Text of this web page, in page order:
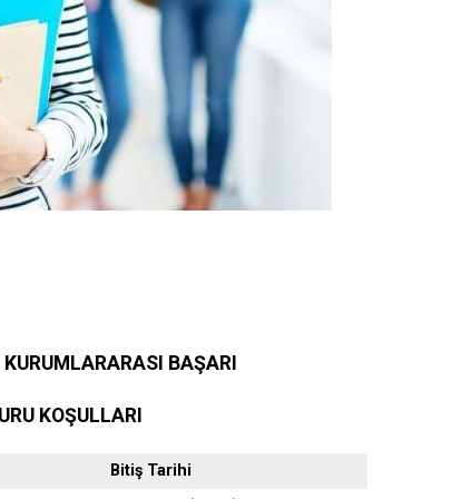
Yerleştirme belgesi.(internet çıktısı
içerisinde alınmış olması ve öğrenci
olduğu üniversiteden Merkezi
dair belge.)
cezası almadığını gösterir belge. .
BAŞARI
KOŞULLARI
Bitiş Tarihi